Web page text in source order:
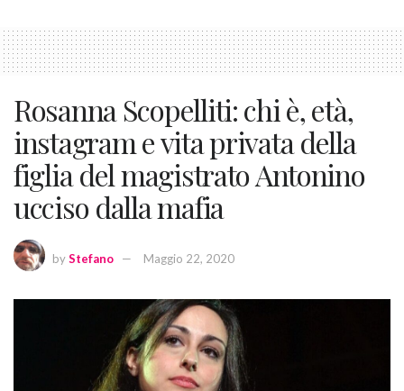
Rosanna Scopelliti: chi è, età,
instagram e vita privata della
figlia del magistrato Antonino
ucciso dalla mafia
byStefano Maggio 22, 2020